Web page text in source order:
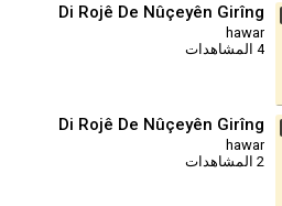
Di Rojê De Nûçeyên Girîng
hawar
Di Rojê De Nûçeyên Girîng
hawar